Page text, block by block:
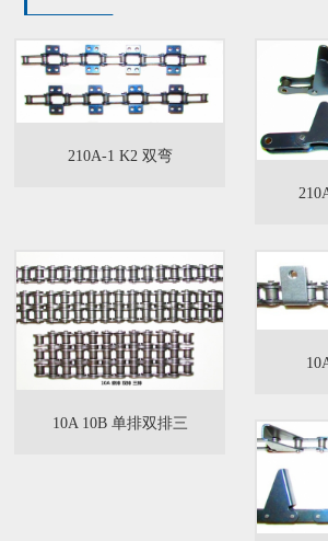
210A-1 K2 双弯
10A 10B 单排双排三